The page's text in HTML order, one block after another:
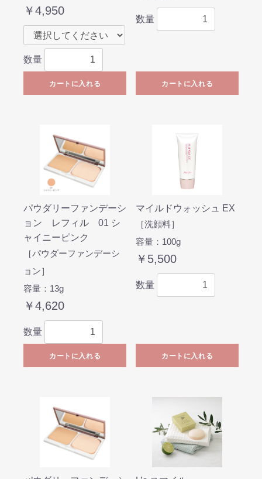
￥4,950
数量
カートに入れる
数量
カートに入れる
パウダリーファンデーシ
ョン レフィル 01 シ
ャイニーピンク
［パウダーファンデーシ
ョン］
容量：13g
￥4,620
数量
カートに入れる
マイルドウォッシュ EX
［洗顔料］
容量：100g
￥5,500
数量
カートに入れる